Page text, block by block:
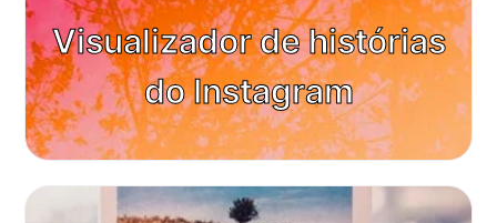
Visualizador de histórias
do Instagram